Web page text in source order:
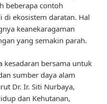
beberapa contoh
di ekosistem daratan. Hal
keanekaragaman
yang semakin parah.
kesadaran bersama untuk
sumber daya alam
Dr. Ir. Siti Nurbaya,
dan Kehutanan,